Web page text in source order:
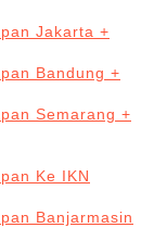
Jakarta +
Bandung +
Semarang +
Ke IKN
Banjarmasin